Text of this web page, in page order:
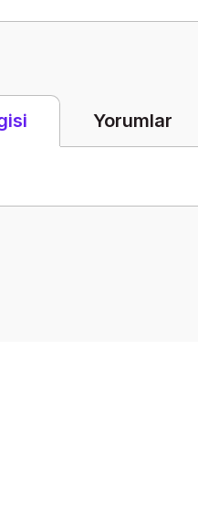
Yorumlar